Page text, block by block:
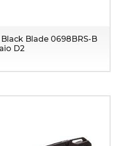
Blade 0698BRS-B
D2